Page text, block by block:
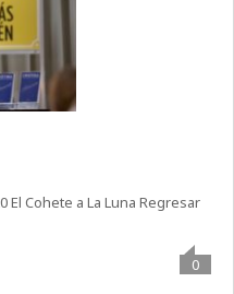
El Cohete a La Luna Regresar
0